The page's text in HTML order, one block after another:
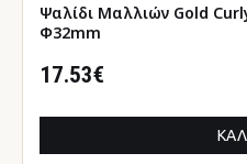
Ψαλίδι Μαλλιών Gold
Φ32mm
17.53€